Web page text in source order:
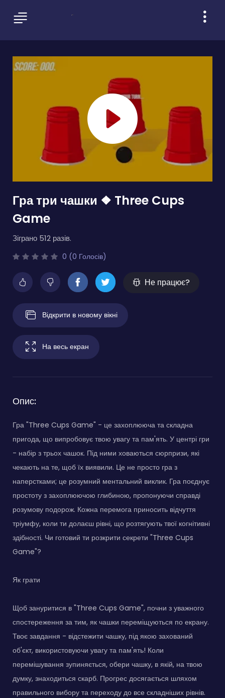
Гра три чашки ❖ Three Cups
Game
Зіграно 512 разів.
0 (0 Голосів)
Не працює?
Відкрити в новому вікні
На весь екран
Опис:
Гра "Three Cups Game" - це захоплююча та складна
пригода, що випробовує твою увагу та пам'ять. У центрі гри
- набір з трьох чашок. Під ними ховаються сюрпризи, які
чекають на те, щоб їх виявили. Це не просто гра з
наперстками; це розумний ментальний виклик. Гра поєднує
простоту з захоплюючою глибиною, пропонуючи справді
розумову подорож. Кожна перемога приносить відчуття
тріумфу, коли ти долаєш рівні, що розтягують твої когнітивні
здібності. Чи готовий ти розкрити секрети "Three Cups
Game"?
Як грати
Щоб зануритися в "Three Cups Game", почни з уважного
спостереження за тим, як чашки переміщуються по екрану.
Твоє завдання - відстежити чашку, під якою захований
об'єкт, використовуючи увагу та пам'ять! Коли
перемішування зупиняється, обери чашку, в якій, на твою
думку, знаходиться скарб. Прогрес досягається шляхом
правильного вибору та переходу до все складніших рівнів.